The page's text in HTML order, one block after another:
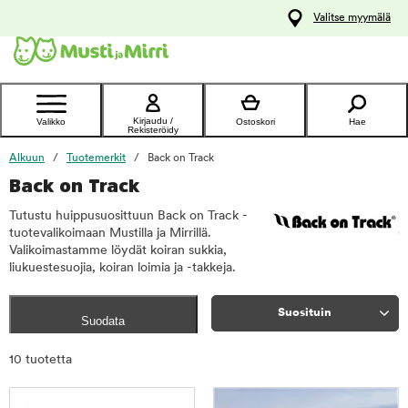
Ota yhteyttä
asiakaspalveluun
Valitse myymälä
Valikko
Kirjaudu /
Rekisteröidy
Ostoskori Hae
Alkuun Tuotemerkit Back on Track
Back on Track
Tutustu huippusuosittuun Back on Track -
tuotevalikoimaan Mustilla ja Mirrillä.
Valikoimastamme löydät koiran sukkia,
liukuestesuojia, koiran loimia ja -takkeja.
Suodata
Suosituin
10 tuotetta